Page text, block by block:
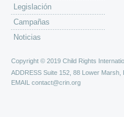
Legislación
Campañas
Noticias
Copyright © 2019 Child Rights
ADDRESS Suite 152, 88 Lower Marsh,
EMAIL contact@crin.org